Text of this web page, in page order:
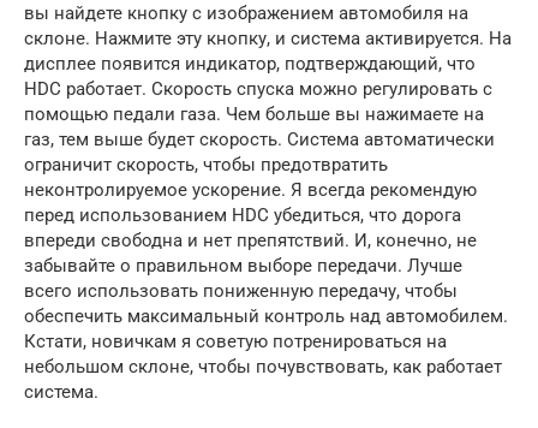
вы найдете кнопку с изображением автомобиля на
склоне. Нажмите эту кнопку, и система активируется. На
дисплее появится индикатор, подтверждающий, что
HDC работает. Скорость спуска можно регулировать с
помощью педали газа. Чем больше вы нажимаете на
газ, тем выше будет скорость. Система автоматически
ограничит скорость, чтобы предотвратить
неконтролируемое ускорение. Я всегда рекомендую
перед использованием HDC убедиться, что дорога
впереди свободна и нет препятствий. И, конечно, не
забывайте о правильном выборе передачи. Лучше
всего использовать пониженную передачу, чтобы
обеспечить максимальный контроль над автомобилем.
Кстати, новичкам я советую потренироваться на
небольшом склоне, чтобы почувствовать, как работает
система.